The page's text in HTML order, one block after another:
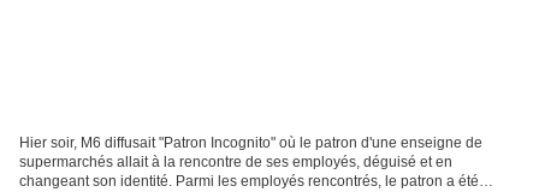
Hier soir, M6 diffusait "Patron Incognito" où le patron d'une enseigne de
supermarchés allait à la rencontre de ses employés, déguisé et en
changeant son identité. Parmi les employés rencontrés, le patron a été